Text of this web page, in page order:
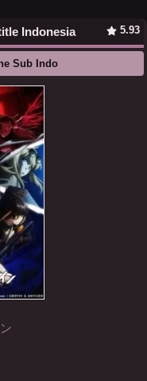
Indonesia 5.93
Sub Indo